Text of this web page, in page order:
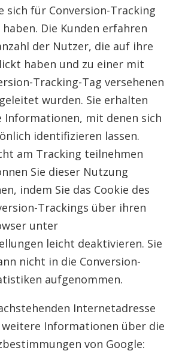
sich für Conversion-Tracking
Die Kunden erfahren
der Nutzer, die auf ihre
haben und zu einer mit
Tracking-Tag versehenen
wurden. Sie erhalten
Informationen, mit denen sich
identifizieren lassen.
am Tracking teilnehmen
Sie dieser Nutzung
indem Sie das Cookie des
Trackings über ihren
unter
leicht deaktivieren. Sie
nicht in die Conversion-
aufgenommen.
Internetadresse
weitere Informationen über die
von Google: